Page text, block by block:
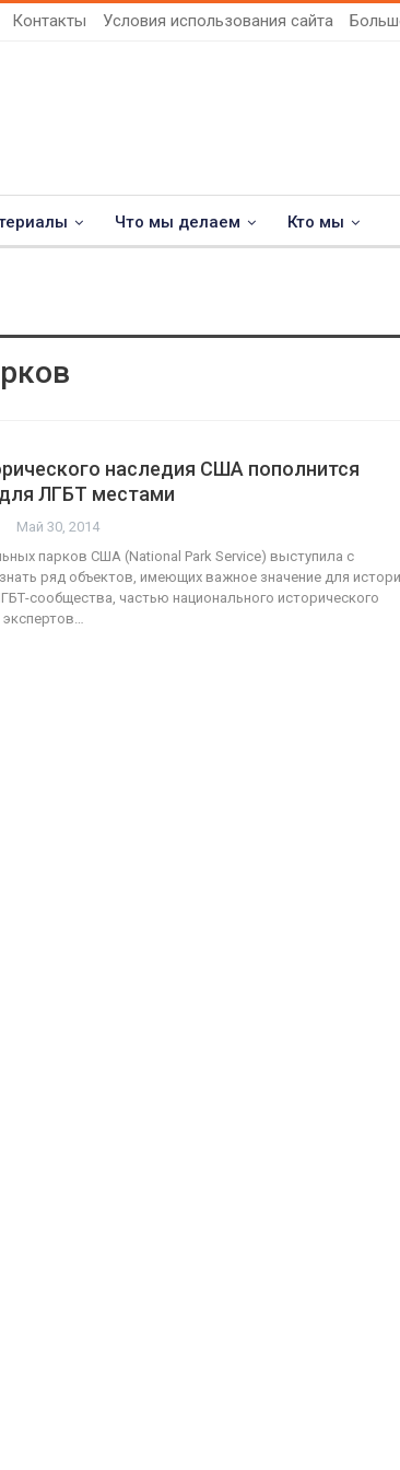
Контакты Условия использования сайта
Что мы делаем Кто мы
наследия США пополнится
ЛГБТ местами
Май 30, 2014
парков США (National Park Service) выступила с
ряд объектов, имеющих важное значение для
сообщества, частью национального исторического
ФОТО
трансгендеры
В